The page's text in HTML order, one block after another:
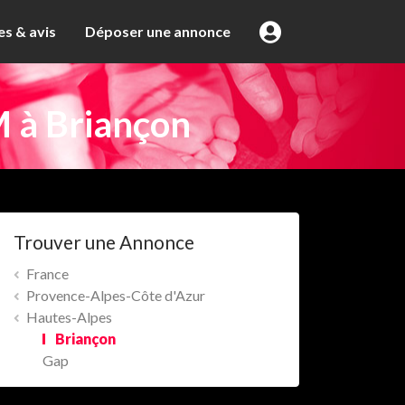
& avis Déposer une annonce
à Briançon
Trouver une Annonce
France
Provence-Alpes-Côte d'Azur
Hautes-Alpes
Briançon
Gap